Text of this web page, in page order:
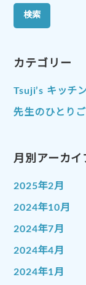
カテゴリー
Tsuji’s キッチ
先生のひとり
月別アーカイ
2025年2月
2024年10月
2024年7月
2024年4月
2024年1月